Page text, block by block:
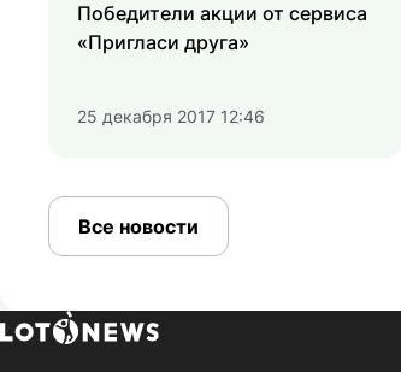
Победители акции от сервиса
«Пригласи друга»
25 декабря 2017 12:46
Все новости